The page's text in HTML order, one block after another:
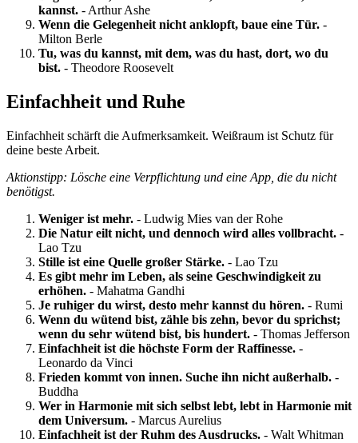
kannst. - Arthur Ashe
Wenn die Gelegenheit nicht anklopft, baue eine Tür. -
Milton Berle
Tu, was du kannst, mit dem, was du hast, dort, wo du
bist. - Theodore Roosevelt
Einfachheit und Ruhe
Einfachheit schärft die Aufmerksamkeit. Weißraum ist Schutz für
deine beste Arbeit.
Aktionstipp: Lösche eine Verpflichtung und eine App, die du nicht
benötigst.
Weniger ist mehr. - Ludwig Mies van der Rohe
Die Natur eilt nicht, und dennoch wird alles vollbracht. -
Lao Tzu
Stille ist eine Quelle großer Stärke. - Lao Tzu
Es gibt mehr im Leben, als seine Geschwindigkeit zu
erhöhen. - Mahatma Gandhi
Je ruhiger du wirst, desto mehr kannst du hören. - Rumi
Wenn du wütend bist, zähle bis zehn, bevor du sprichst;
wenn du sehr wütend bist, bis hundert. - Thomas Jefferson
Einfachheit ist die höchste Form der Raffinesse. -
Leonardo da Vinci
Frieden kommt von innen. Suche ihn nicht außerhalb. -
Buddha
Wer in Harmonie mit sich selbst lebt, lebt in Harmonie mit
dem Universum. - Marcus Aurelius
Einfachheit ist der Ruhm des Ausdrucks. - Walt Whitman